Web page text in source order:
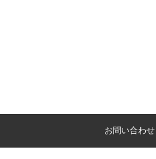
お問い合わせ